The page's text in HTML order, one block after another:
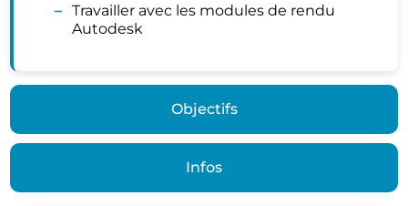
Objectifs
Infos
Travailler avec les modules de rendu
Autodesk